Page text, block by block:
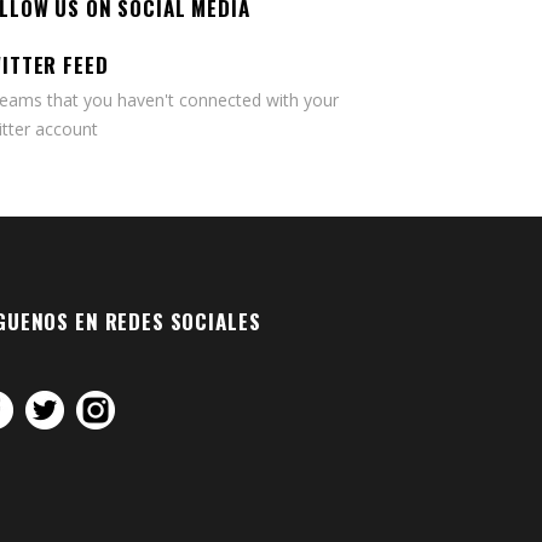
US ON SOCIAL MEDIA
FEED
that you haven't connected with your
account
EN REDES SOCIALES